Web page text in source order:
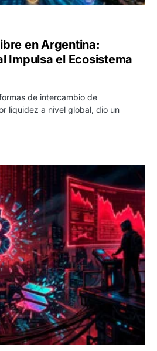
en Argentina:
Impulsa el Ecosistema
de intercambio de
liquidez a nivel global, dio un